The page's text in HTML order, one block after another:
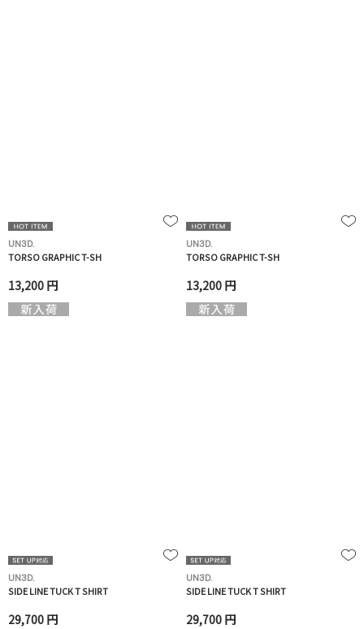
UN3D.
TORSO GRAPHIC T-SH
13,200 円
UN3D.
TORSO GRAPHIC T-SH
13,200 円
UN3D.
SIDE LINE TUCK T SHIRT
29,700 円
UN3D.
SIDE LINE TUCK T SHIRT
29,700 円